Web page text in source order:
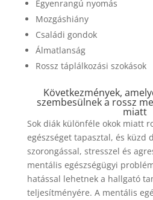
Egyenrangú nyomás
Mozgáshiány
Családi gondok
Álmatlanság
Rossz táplálkozási szokások
Következmények,
szembesülnek a rossz
miatt
Sok diák különféle okok miatt
egészséget tapasztal, és küzd
szorongással, stresszel és
mentális egészségügyi
hatással lehetnek a hallgató
teljesítményére. A mentális